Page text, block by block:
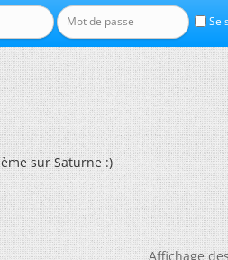
Se
sur Saturne :)
Affichage